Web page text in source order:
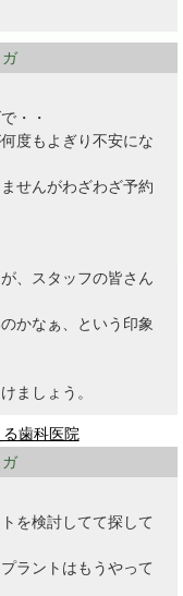
・・
度もよぎり不安にな
せんがわざわざ予約
、スタッフの皆さん
かなぁ、という印象
ましょう。
歯科医院
を検討してて探して
ラントはもうやって